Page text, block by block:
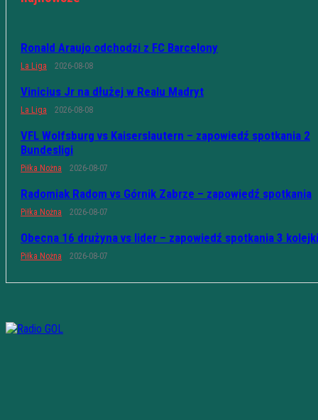
Ronald Araujo odchodzi z FC Barcelony
La Liga 2026-08-08
Vinicius Jr na dłużej w Realu Madryt
La Liga 2026-08-08
VFL Wolfsburg vs Kaiserslautern – zapowiedź spotkania 2
Bundesligi
Piłka Nożna 2026-08-07
Radomiak Radom vs Górnik Zabrze – zapowiedź spotkania
Piłka Nożna 2026-08-07
Obecna 16 drużyna vs lider – zapowiedź spotkania 3 kolejki
Piłka Nożna 2026-08-07